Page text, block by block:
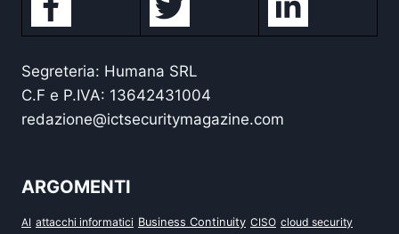
Segreteria: Humana SRL
C.F e P.IVA: 13642431004
redazione@ictsecuritymagazine.com
ARGOMENTI
AI attacchi informatici Business Continuity CISO cloud security